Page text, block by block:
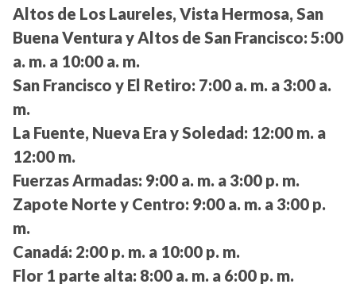
Altos de Los Laureles, Vista Hermosa, San
Buena Ventura y Altos de San Francisco: 5:00
a. m. a 10:00 a. m.
San Francisco y El Retiro: 7:00 a. m. a 3:00 a.
m.
La Fuente, Nueva Era y Soledad: 12:00 m. a
12:00 m.
Fuerzas Armadas: 9:00 a. m. a 3:00 p. m.
Zapote Norte y Centro: 9:00 a. m. a 3:00 p.
m.
Canadá: 2:00 p. m. a 10:00 p. m.
Flor 1 parte alta: 8:00 a. m. a 6:00 p. m.